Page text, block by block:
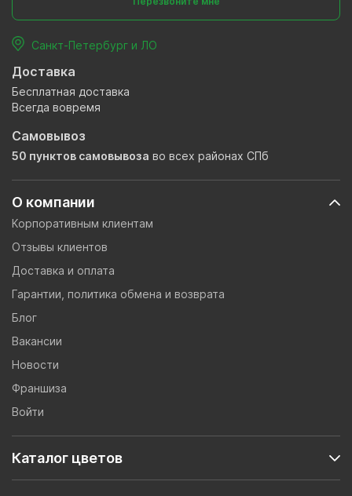
О компании
Корпоративным клиентам
Отзывы клиентов
Доставка и оплата
Гарантии, политика обмена и возврата
Блог
Вакансии
Новости
Франшиза
Войти
Каталог цветов
Санкт-Петербург и ЛО
Доставка
Бесплатная доставка
Всегда вовремя
Самовывоз
50 пунктов самовывоза во всех районах СПб